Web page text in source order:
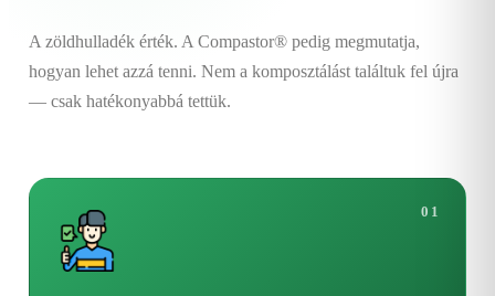
A zöldhulladék érték. A Compastor® pedig megmutatja,
hogyan lehet azzá tenni. Nem a komposztálást találtuk fel újra
— csak hatékonyabbá tettük.
01